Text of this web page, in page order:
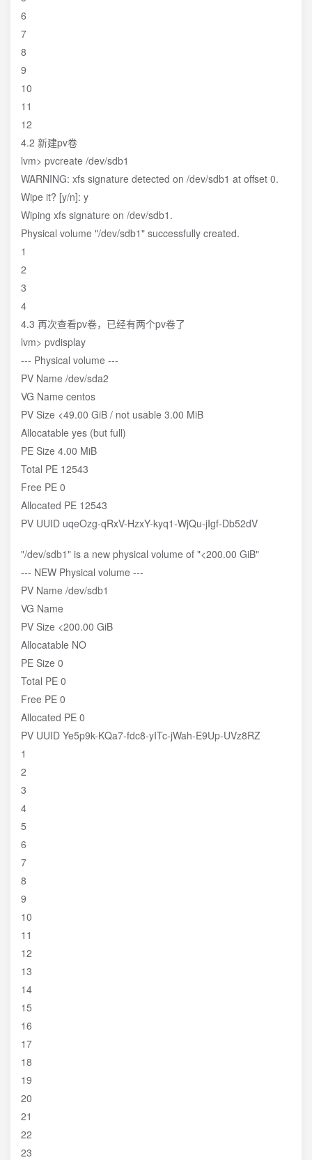
6
7
8
9
10
11
12
4.2 新建pv卷
lvm> pvcreate /dev/sdb1
WARNING: xfs signature detected on /dev/sdb1 at offset 0.
Wipe it? [y/n]: y
Wiping xfs signature on /dev/sdb1.
Physical volume "/dev/sdb1" successfully created.
1
2
3
4
4.3 再次查看pv卷，已经有两个pv卷了
lvm> pvdisplay
--- Physical volume ---
PV Name /dev/sda2
VG Name centos
PV Size <49.00 GiB / not usable 3.00 MiB
Allocatable yes (but full)
PE Size 4.00 MiB
Total PE 12543
Free PE 0
Allocated PE 12543
PV UUID uqeOzg-qRxV-HzxY-kyq1-WjQu-jIgf-Db52dV
"/dev/sdb1" is a new physical volume of "<200.00 GiB"
--- NEW Physical volume ---
PV Name /dev/sdb1
VG Name
PV Size <200.00 GiB
Allocatable NO
PE Size 0
Total PE 0
Free PE 0
Allocated PE 0
PV UUID Ye5p9k-KQa7-fdc8-yITc-jWah-E9Up-UVz8RZ
1
2
3
4
5
6
7
8
9
10
11
12
13
14
15
16
17
18
19
20
21
22
23